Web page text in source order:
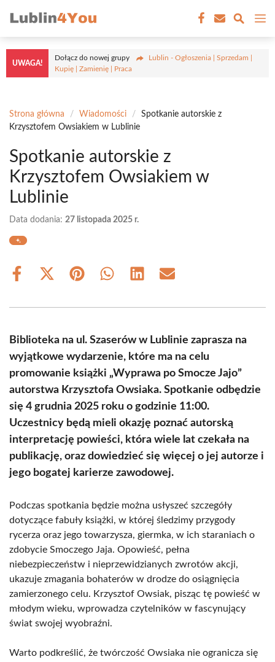
do
treści
UWAGA!
Dołącz do nowej grupy
Lublin - Ogłoszenia | Sprzedam |
Kupię | Zamienię | Praca
Strona główna / Wiadomości /
Spotkanie autorskie z
Krzysztofem Owsiakiem w Lublinie
Spotkanie autorskie z
Krzysztofem Owsiakiem w
Lublinie
Data dodania: 27 listopada 2025 r.
Share
Share
(Twitter)
Share Share Share Share
Biblioteka na ul. Szaserów w Lublinie zaprasza na
wyjątkowe wydarzenie, które ma na celu
promowanie książki „Wyprawa po Smocze Jajo”
autorstwa Krzysztofa Owsiaka. Spotkanie odbędzie
się 4 grudnia 2025 roku o godzinie 11:00.
Uczestnicy będą mieli okazję poznać autorską
interpretację powieści, która wiele lat czekała na
publikację, oraz dowiedzieć się więcej o jej autorze i
jego bogatej karierze zawodowej.
Podczas spotkania będzie można usłyszeć szczegóły
dotyczące fabuły książki, w której śledzimy przygody
rycerza oraz jego towarzysza, giermka, w ich staraniach o
zdobycie Smoczego Jaja. Opowieść, pełna
niebezpieczeństw i nieprzewidzianych zwrotów akcji,
ukazuje zmagania bohaterów w drodze do osiągnięcia
zamierzonego celu. Krzysztof Owsiak, pisząc tę powieść w
młodym wieku, wprowadza czytelników w fascynujący
świat swojej wyobraźni.
Warto podkreślić, że twórczość Owsiaka nie ogranicza się